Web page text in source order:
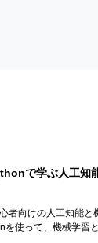
で学ぶ人工知
者向けの人工知能と
を使って、機械学習